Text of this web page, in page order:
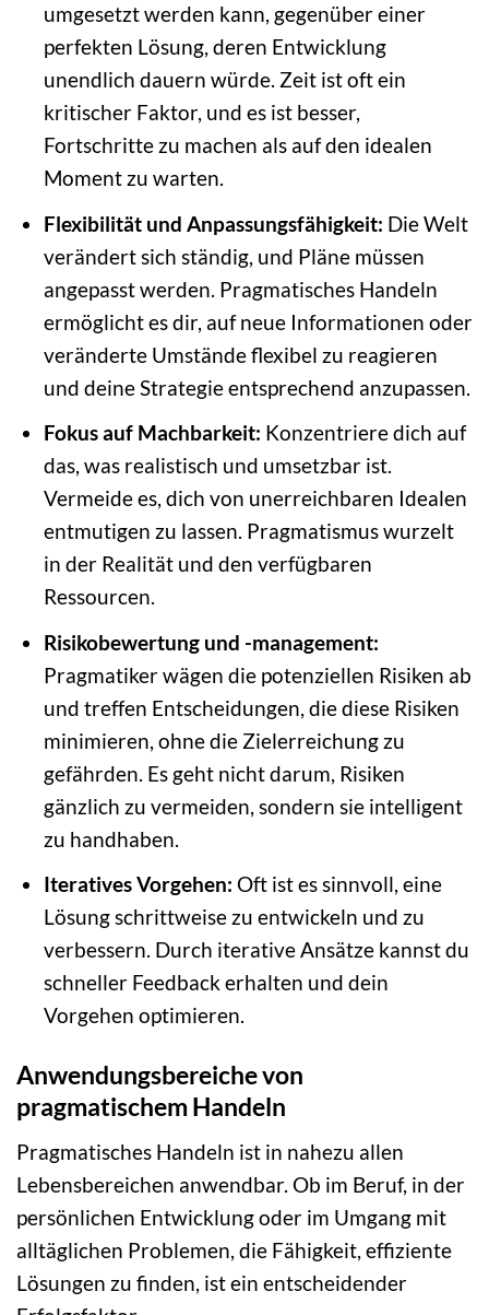
umgesetzt werden kann, gegenüber einer
perfekten Lösung, deren Entwicklung
unendlich dauern würde. Zeit ist oft ein
kritischer Faktor, und es ist besser,
Fortschritte zu machen als auf den idealen
Moment zu warten.
Flexibilität und Anpassungsfähigkeit: Die Welt
verändert sich ständig, und Pläne müssen
angepasst werden. Pragmatisches Handeln
ermöglicht es dir, auf neue Informationen oder
veränderte Umstände flexibel zu reagieren
und deine Strategie entsprechend anzupassen.
Fokus auf Machbarkeit: Konzentriere dich auf
das, was realistisch und umsetzbar ist.
Vermeide es, dich von unerreichbaren Idealen
entmutigen zu lassen. Pragmatismus wurzelt
in der Realität und den verfügbaren
Ressourcen.
Risikobewertung und -management:
Pragmatiker wägen die potenziellen Risiken ab
und treffen Entscheidungen, die diese Risiken
minimieren, ohne die Zielerreichung zu
gefährden. Es geht nicht darum, Risiken
gänzlich zu vermeiden, sondern sie intelligent
zu handhaben.
Iteratives Vorgehen: Oft ist es sinnvoll, eine
Lösung schrittweise zu entwickeln und zu
verbessern. Durch iterative Ansätze kannst du
schneller Feedback erhalten und dein
Vorgehen optimieren.
Anwendungsbereiche von
pragmatischem Handeln
Pragmatisches Handeln ist in nahezu allen
Lebensbereichen anwendbar. Ob im Beruf, in der
persönlichen Entwicklung oder im Umgang mit
alltäglichen Problemen, die Fähigkeit, effiziente
Lösungen zu finden, ist ein entscheidender